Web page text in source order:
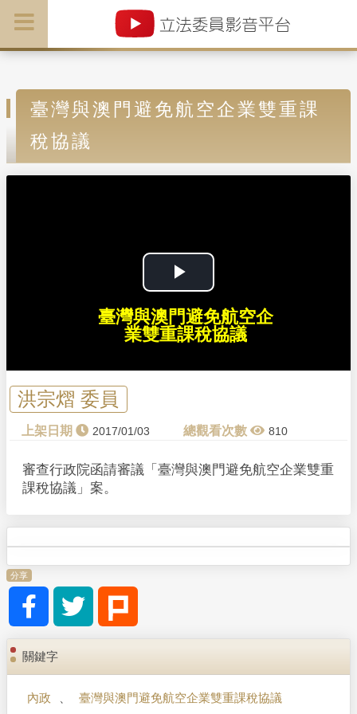
臺灣與澳門避免航空企業雙重課
稅協議
P
l
V
i
e
臺灣與澳門避免航空企
業雙重課稅協議
洪宗熠 委員
2017/01/03 810
審查行政院函請審議「臺灣與澳門避免航空企業雙重
課稅協議」案。
分享
關鍵字
內政 、 臺灣與澳門避免航空企業雙重課稅協議